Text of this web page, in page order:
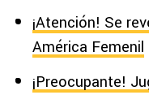
¡Atención! Se
América Femenil
¡Preocupante!